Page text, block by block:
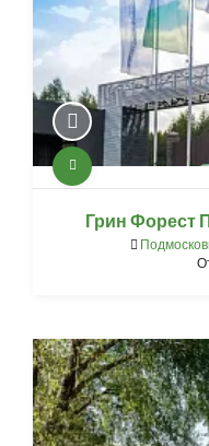
Грин Форест